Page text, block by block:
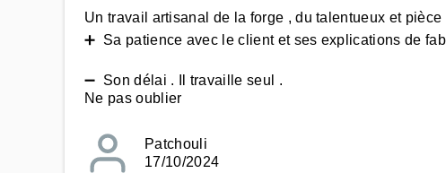
Un travail artisanal de la forge , du talentueux et pièce
➕ Sa patience avec le client et ses explications de
➖ Son délai . Il travaille seul .
Ne pas oublier
Patchouli
17/10/2024